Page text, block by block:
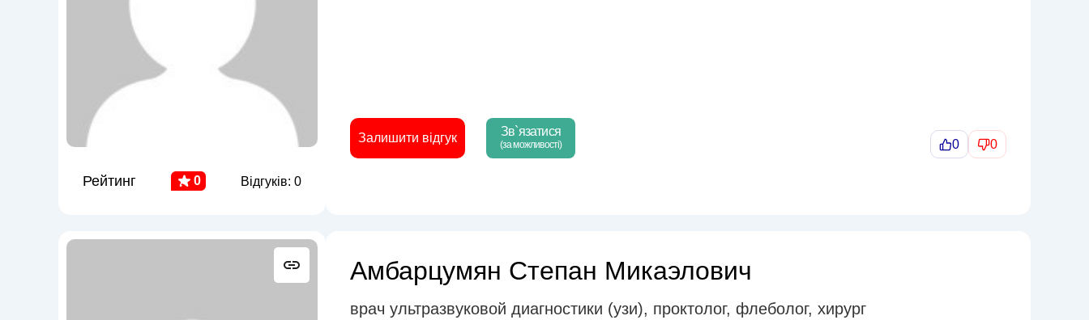
Рейтинг 0 Відгуків: 0
Залишити відгук Зв`язатися
(за можливості) 0 0
Амбарцумян Степан Микаэлович
врач ультразвуковой диагностики (узи), проктолог, флеболог, хирург